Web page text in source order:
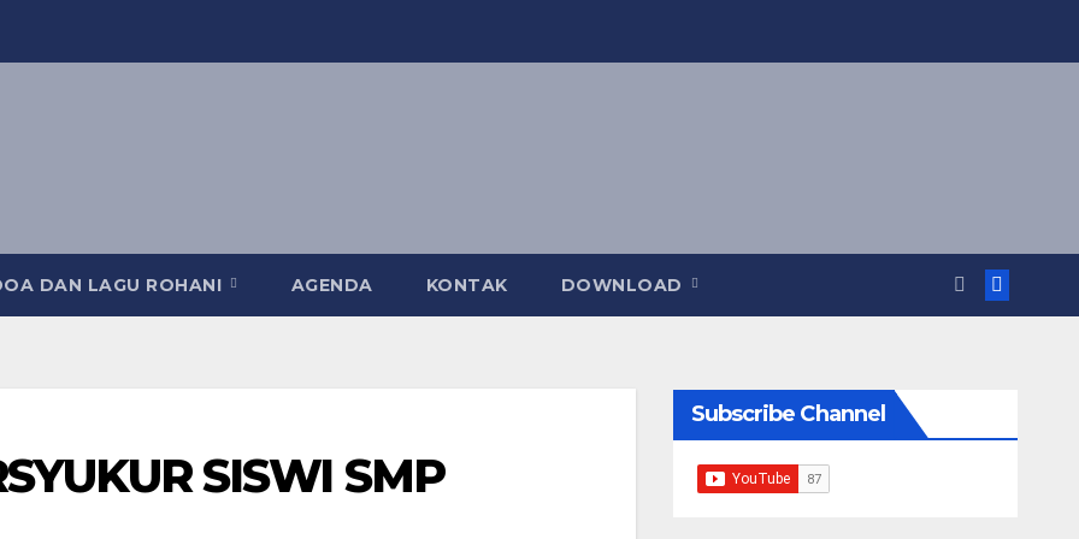
DAN LAGU ROHANI AGENDA KONTAK DOWNLOAD
SISWI SMP
Subscribe Channel